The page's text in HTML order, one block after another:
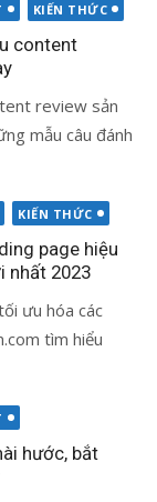
KIẾN THỨC
content
review sản
mẫu câu đánh
KIẾN THỨC
page hiệu
nhất 2023
ưu hóa các
tìm hiểu
hước, bắt